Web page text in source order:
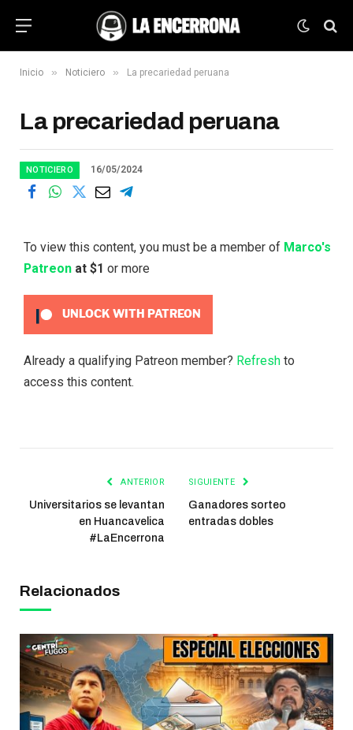
Inicio » Noticiero » La precariedad peruana
La precariedad peruana
NOTICIERO 16/05/2024
To view this content, you must be a member of Marco's
Patreon at $1 or more
UNLOCK WITH PATREON
Already a qualifying Patreon member? Refresh to
access this content.
ANTERIOR
Universitarios se levantan
en Huancavelica
#LaEncerrona
SIGUIENTE
Ganadores sorteo
entradas dobles
Relacionados